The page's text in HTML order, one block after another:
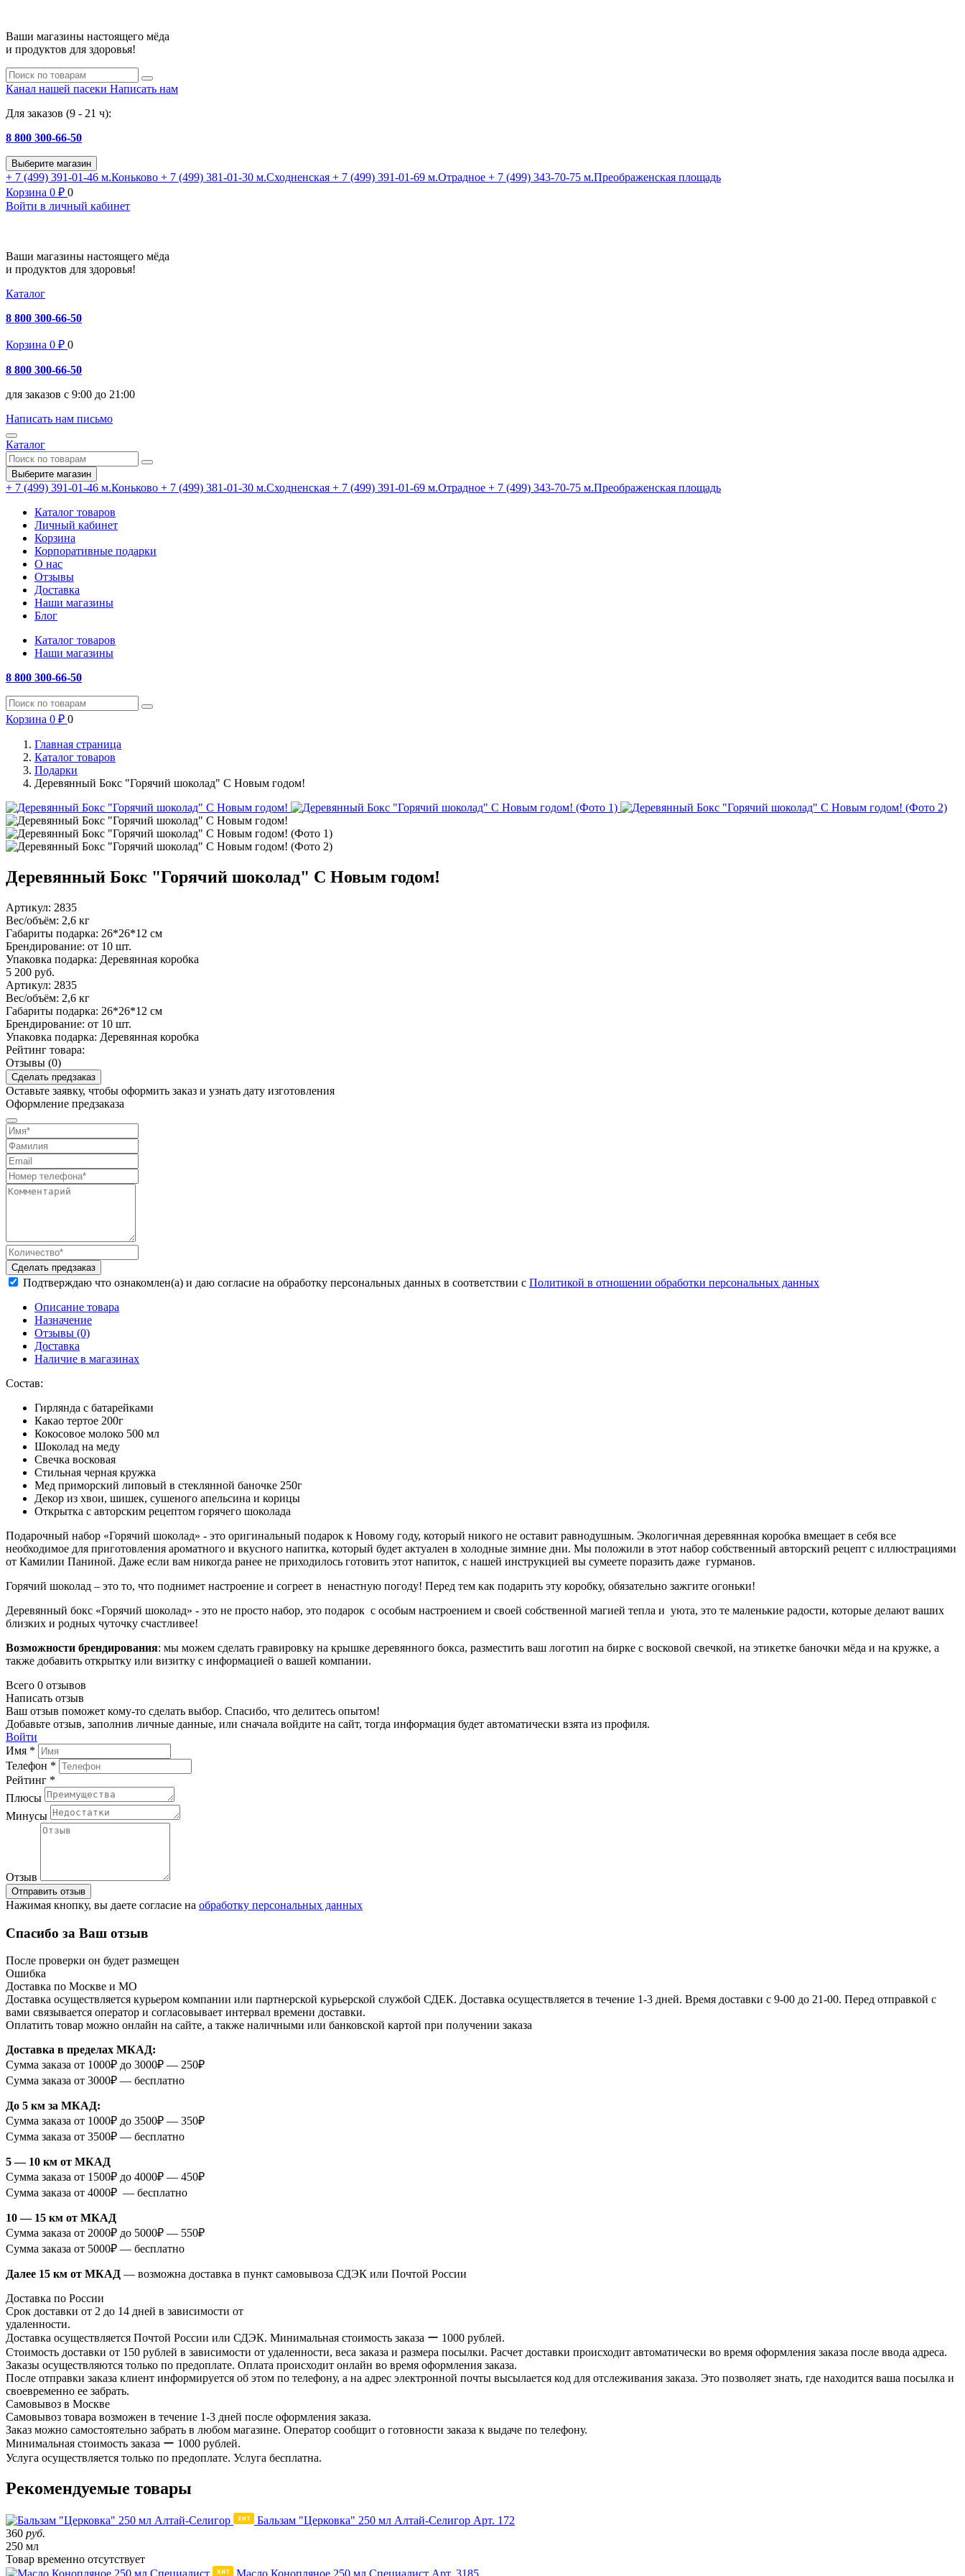
Ваши магазины настоящего мёда
и продуктов для здоровья!
Канал нашей пасеки Написать нам
Для заказов (9 - 21 ч):
8 800 300-66-50
Выберите магазин
+ 7 (499) 391-01-46 м.Коньково + 7 (499) 381-01-30 м.Сходненская + 7 (499) 391-01-69 м.Отрадное + 7 (499) 343-70-75 м.Преображенская площадь
Корзина 0 ₽ 0
Войти в личный кабинет
Ваши магазины настоящего мёда
и продуктов для здоровья!
Каталог
8 800 300-66-50
Корзина 0 ₽ 0
8 800 300-66-50
для заказов с 9:00 до 21:00
Написать нам письмо
Каталог
Выберите магазин
+ 7 (499) 391-01-46 м.Коньково + 7 (499) 381-01-30 м.Сходненская + 7 (499) 391-01-69 м.Отрадное + 7 (499) 343-70-75 м.Преображенская площадь
Каталог товаров
Личный кабинет
Корзина
Корпоративные подарки
О нас
Отзывы
Доставка
Наши магазины
Блог
Каталог товаров
Наши магазины
8 800 300-66-50
Корзина 0 ₽ 0
Главная страница
Каталог товаров
Подарки
Деревянный Бокс "Горячий шоколад" С Новым годом!
Деревянный Бокс "Горячий шоколад" С Новым годом!
Артикул: 2835
Вес/объём: 2,6 кг
Габариты подарка: 26*26*12 см
Брендирование: от 10 шт.
Упаковка подарка: Деревянная коробка
5 200 руб.
Артикул: 2835
Вес/объём: 2,6 кг
Габариты подарка: 26*26*12 см
Брендирование: от 10 шт.
Упаковка подарка: Деревянная коробка
Рейтинг товара:
Отзывы (0)
Сделать предзаказ
Оставьте заявку, чтобы оформить заказ и узнать дату изготовления
Оформление предзаказа
Сделать предзаказ
Подтверждаю что ознакомлен(а) и даю согласие на обработку персональных данных в соответствии с Политикой в отношении обработки персональных данных
Описание товара
Назначение
Отзывы (0)
Доставка
Наличие в магазинах
Состав:
Гирлянда с батарейками
Какао тертое 200г
Кокосовое молоко 500 мл
Шоколад на меду
Свечка восковая
Стильная черная кружка
Мед приморский липовый в стеклянной баночке 250г
Декор из хвои, шишек, сушеного апельсина и корицы
Открытка с авторским рецептом горячего шоколада
Подарочный набор «Горячий шоколад» - это оригинальный подарок к Новому году, который никого не оставит равнодушным. Экологичная деревянная коробка вмещает в себя все
необходимое для приготовления ароматного и вкусного напитка, который будет актуален в холодные зимние дни. Мы положили в этот набор собственный авторский рецепт с иллюстрациями
от Камилии Паниной. Даже если вам никогда ранее не приходилось готовить этот напиток, с нашей инструкцией вы сумеете поразить даже гурманов.
Горячий шоколад – это то, что поднимет настроение и согреет в ненастную погоду! Перед тем как подарить эту коробку, обязательно зажгите огоньки!
Деревянный бокс «Горячий шоколад» - это не просто набор, это подарок с особым настроением и своей собственной магией тепла и уюта, это те маленькие радости, которые делают ваших
близких и родных чуточку счастливее!
Возможности брендирования: мы можем сделать гравировку на крышке деревянного бокса, разместить ваш логотип на бирке с восковой свечкой, на этикетке баночки мёда и на кружке, а
также добавить открытку или визитку с информацией о вашей компании.
Всего 0 отзывов
Написать отзыв
Ваш отзыв поможет кому-то сделать выбор. Спасибо, что делитесь опытом!
Добавьте отзыв, заполнив личные данные, или сначала войдите на сайт, тогда информация будет автоматически взята из профиля.
Войти
Имя *
Телефон *
Рейтинг *
Плюсы
Минусы
Отзыв
Отправить отзыв
Нажимая кнопку, вы даете согласие на обработку персональных данных
Спасибо за Ваш отзыв
После проверки он будет размещен
Ошибка
Доставка по Москве и МО
Доставка осуществляется курьером компании или партнерской курьерской службой СДЕК. Доставка осуществляется в течение 1-3 дней. Время доставки с 9-00 до 21-00. Перед отправкой с
вами связывается оператор и согласовывает интервал времени доставки.
Оплатить товар можно онлайн на сайте, а также наличными или банковской картой при получении заказа
Доставка в пределах МКАД:
Сумма заказа от 1000₽ до 3000₽ — 250₽
Сумма заказа от 3000₽ — бесплатно
До 5 км за МКАД:
Сумма заказа от 1000₽ до 3500₽ — 350₽
Сумма заказа от 3500₽ — бесплатно
5 — 10 км от МКАД
Сумма заказа от 1500₽ до 4000₽ — 450₽
Сумма заказа от 4000₽ — бесплатно
10 — 15 км от МКАД
Сумма заказа от 2000₽ до 5000₽ — 550₽
Сумма заказа от 5000₽ — бесплатно
Далее 15 км от МКАД — возможна доставка в пункт самовывоза СДЭК или Почтой России
Доставка по России
Срок доставки от 2 до 14 дней в зависимости от
удаленности.
Доставка осуществляется Почтой России или СДЭК. Минимальная стоимость заказа ー 1000 рублей.
Стоимость доставки от 150 рублей в зависимости от удаленности, веса заказа и размера посылки. Расчет доставки происходит автоматически во время оформления заказа после ввода адреса.
Заказы осуществляются только по предоплате. Оплата происходит онлайн во время оформления заказа.
После отправки заказа клиент информируется об этом по телефону, а на адрес электронной почты высылается код для отслеживания заказа. Это позволяет знать, где находится ваша посылка и
своевременно ее забрать.
Самовывоз в Москве
Самовывоз товара возможен в течение 1-3 дней после оформления заказа.
Заказ можно самостоятельно забрать в любом магазине. Оператор сообщит о готовности заказа к выдаче по телефону.
Минимальная стоимость заказа ー 1000 рублей.
Услуга осуществляется только по предоплате. Услуга бесплатна.
Рекомендуемые товары
Бальзам "Церковка" 250 мл Алтай-Селигор Арт. 172
360 руб.
250 мл
Товар временно отсутствует
Масло Конопляное 250 мл Специалист Арт. 3185